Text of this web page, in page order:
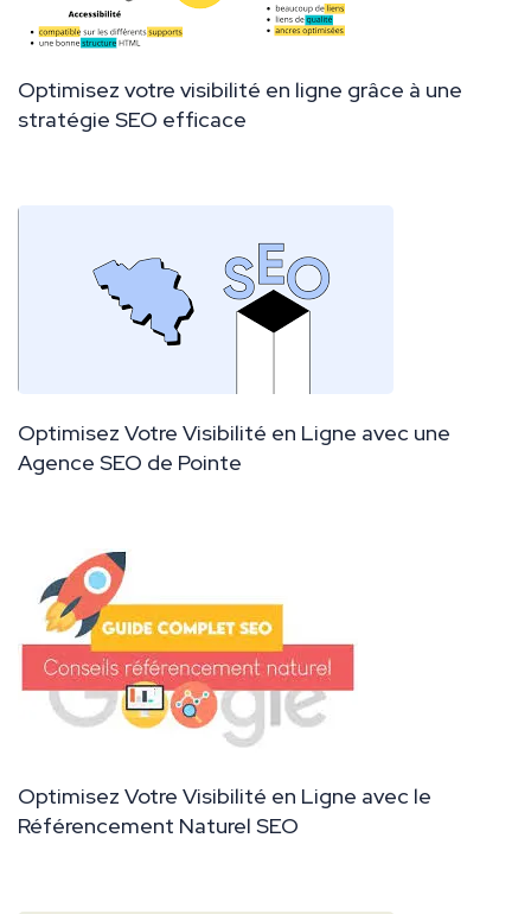
Optimisez votre visibilité en ligne grâce à une
stratégie SEO efficace
Optimisez Votre Visibilité en Ligne avec une
Agence SEO de Pointe
Optimisez Votre Visibilité en Ligne avec le
Référencement Naturel SEO